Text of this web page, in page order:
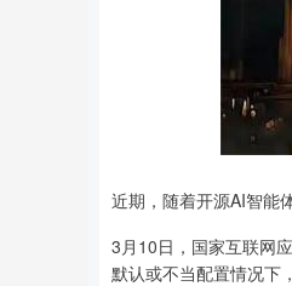
近期，随着开源AI智能
3月10日，国家互联网
默认或不当配置情况下
深证成指